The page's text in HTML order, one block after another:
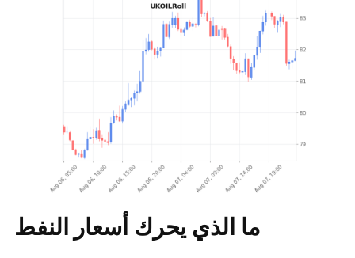
ما الذي يحرك أسعار النفط